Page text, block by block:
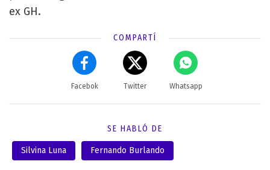
ex GH.
COMPARTÍ
Facebok Twitter Whatsapp
SE HABLÓ DE
Silvina Luna Fernando Burlando